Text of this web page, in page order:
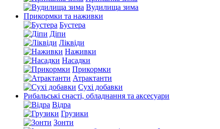
Вудилища зима
Прикормки та наживки
Бустера
Діпи
Ліквіди
Наживки
Насадки
Прикормки
Атрактанти
Сухі добавки
Рибальські снасті, обладнання та аксесуари
Відра
Грузики
Зонти